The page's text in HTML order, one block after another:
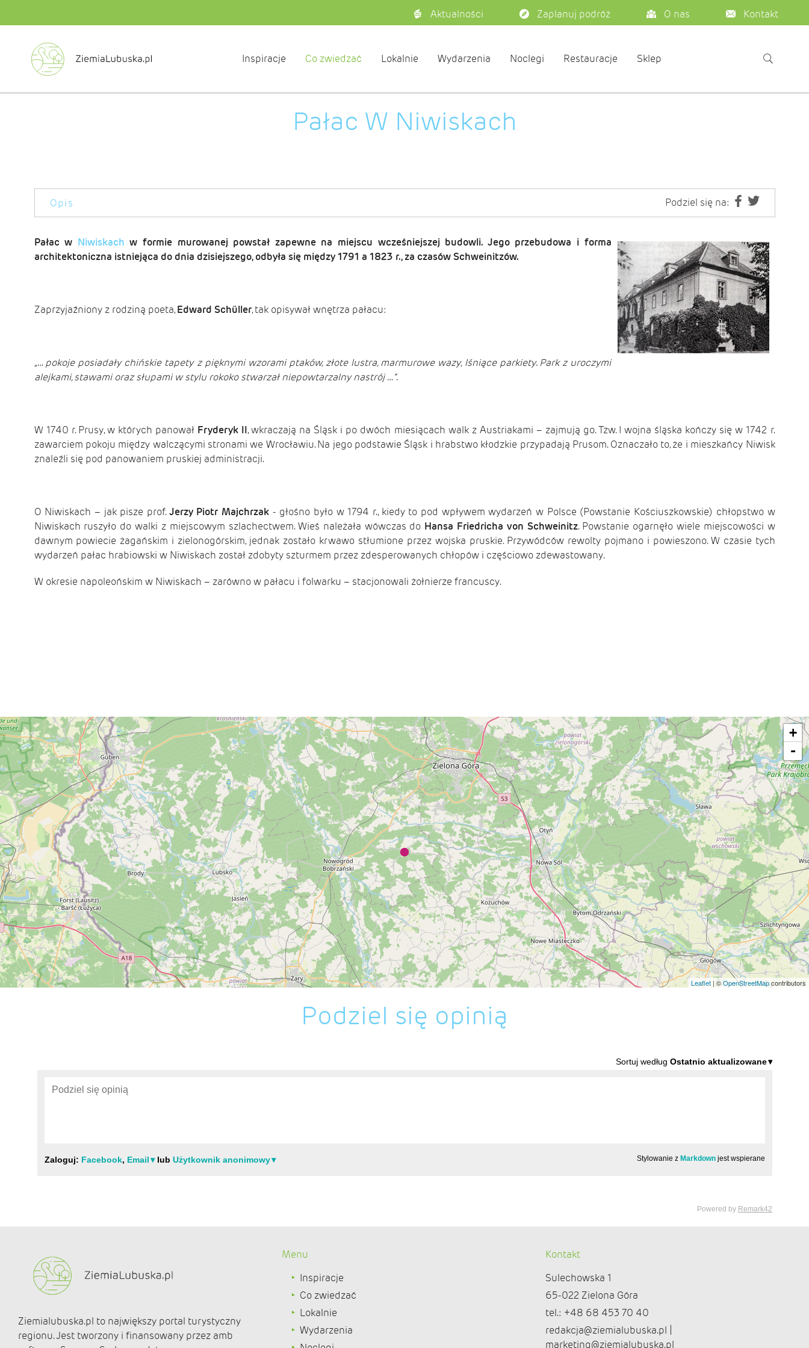
Aktualności Zaplanuj podróż O nas Kontakt
Inspiracje Co zwiedzać Lokalnie Wydarzenia Noclegi Restauracje Sklep
Pałac W Niwiskach
Opis Podziel się na:
Pałac w Niwiskachw formie murowanej powstał zapewne na miejscu wcześniejszej budowli. Jego przebudowa i forma
architektoniczna istniejąca do dnia dzisiejszego, odbyła się między1791 a 1823 r., za czasów Schweinitzów.
Zaprzyjaźniony z rodziną poeta,Edward Schüller, tak opisywał wnętrza pałacu:
„… pokoje posiadały chińskie tapety z pięknymi wzorami ptaków, złote lustra, marmurowe wazy, lśniące parkiety. Park z uroczymi
alejkami, stawami oraz słupami w stylu rokoko stwarzał niepowtarzalny nastrój …”.
W 1740 r. Prusy, w których panował Fryderyk II, wkraczają na Śląsk i po dwóch miesiącach walk z Austriakami – zajmują go. Tzw. I wojna śląska kończy się w 1742 r.
zawarciem pokoju między walczącymi stronami we Wrocławiu. Na jego podstawie Śląsk i hrabstwo kłodzkie przypadają Prusom. Oznaczało to, że i mieszkańcy Niwisk
znaleźli się pod panowaniem pruskiej administracji.
O Niwiskach – jak pisze prof.Jerzy Piotr Majchrzak- głośno było w 1794 r., kiedy to pod wpływem wydarzeń w Polsce (Powstanie Kościuszkowskie) chłopstwo w
Niwiskach ruszyło do walki z miejscowym szlachectwem. Wieś należała wówczas do Hansa Friedricha von Schweinitz. Powstanie ogarnęło wiele miejscowości w
dawnym powiecie żagańskim i zielonogórskim, jednak zostało krwawo stłumione przez wojska pruskie. Przywódców rewolty pojmano i powieszono. W czasie tych
wydarzeń pałac hrabiowski w Niwiskach został zdobyty szturmem przez zdesperowanych chłopów i częściowo zdewastowany.
W okresie napoleońskim w Niwiskach – zarówno w pałacu i folwarku – stacjonowali żołnierze francuscy.
+
-
Leaflet | ©OpenStreetMapcontributors
Podziel się opinią
Ziemialubuska.pl to największy portal turystyczny
regionu. Jest tworzony i finansowany przez amb
Menu
Inspiracje
Co zwiedzać
Lokalnie
Wydarzenia
Kontakt
Sulechowska 1
65-022 Zielona Góra
tel.: +48 68 453 70 40
redakcja@ziemialubuska.pl |
marketing@ziemialubuska.pl